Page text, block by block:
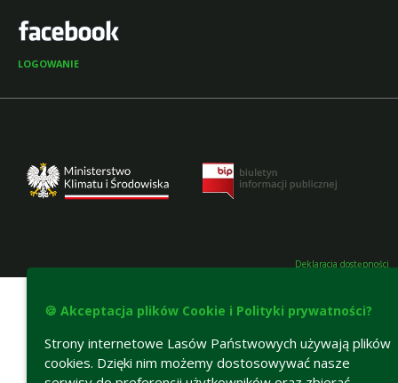
LOGOWANIE
Deklaracja dostępności
🍪 Akceptacja plików Cookie i Polityki prywatności?
Strony internetowe Lasów Państwowych używają plików
cookies. Dzięki nim możemy dostosowywać nasze